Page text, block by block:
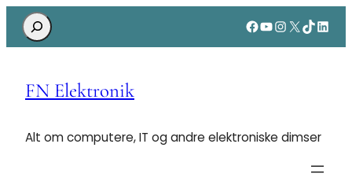
Search Facebook
YouTube
Instagram
X TikTok
FN Elektronik
Alt om computere, IT og andre elektroniske dimser